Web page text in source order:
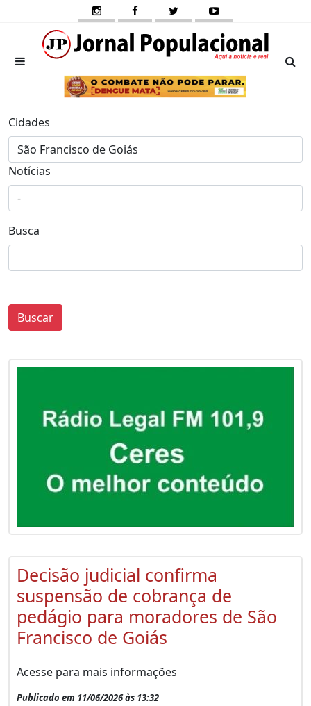
Cidades
Notícias
Busca
Buscar
Decisão judicial confirma
suspensão de cobrança de
pedágio para moradores de São
Francisco de Goiás
Acesse para mais informações
Publicado em 11/06/2026 às 13:32